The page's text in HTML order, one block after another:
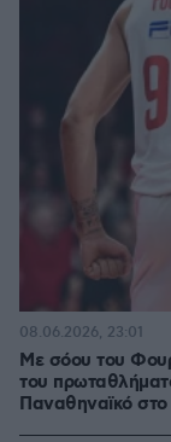
Με σόου του
του
Παναθηναϊκό
08.06.2026, 23:01